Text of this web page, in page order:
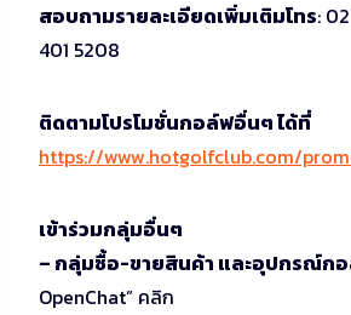
สอบถามรายละเอียดเพิ่มเติมโทร:
401 5208
ติดตามโปรโมชั่นกอล์ฟอื่นๆ ได้ที่
https://www.hotgolfclub.com/
เข้าร่วมกลุ่มอื่นๆ
– กลุ่มซื้อ-ขายสินค้า และอุปกรณ์ก
OpenChat” คลิก